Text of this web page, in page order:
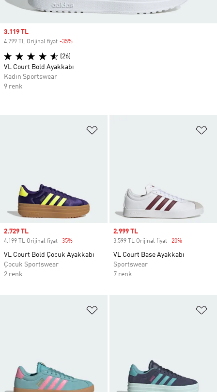
Sale price
2.729 TL
4.199 TL Orijinal fiyat -35%
VL Court Bold Çocuk Ayakkabı
Çocuk Sportswear
2 renk
Sale price
2.999 TL
3.599 TL Orijinal fiyat -20%
VL Court Base Ayakkabı
Sportswear
7 renk
Sale price
3.119 TL
4.799 TL Orijinal fiyat -35%
(26)
VL Court Bold Ayakkabı
Kadın Sportswear
9 renk